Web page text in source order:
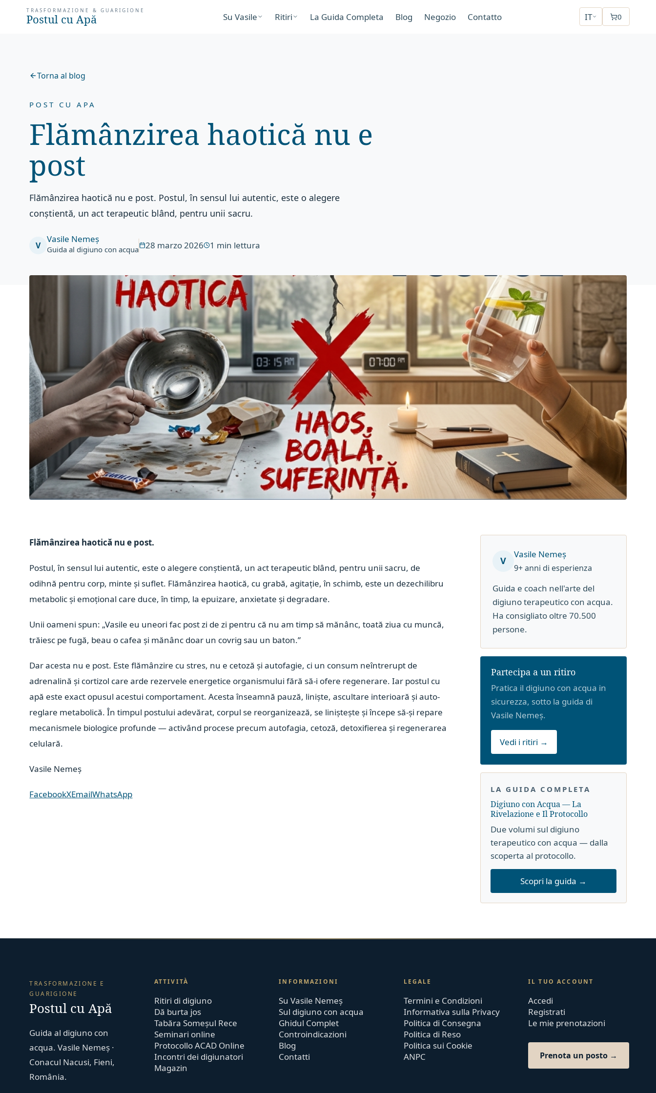
TRASFORMAZIONE & GUARIGIONE
Postul cu Apă Su Vasile Ritiri La Guida Completa Blog Negozio Contatto IT 0
Torna al blog
POST CU APA
Flămânzirea haotică nu e
post
Flămânzirea haotică nu e post. Postul, în sensul lui autentic, este o alegere
conștientă, un act terapeutic blând, pentru unii sacru.
V
Vasile Nemeș
Guida al digiuno con acqua 28 marzo 2026 1 min lettura
Flămânzirea haotică nu e post.
Postul, în sensul lui autentic, este o alegere conștientă, un act terapeutic blând, pentru unii sacru, de
odihnă pentru corp, minte și suflet. Flămânzirea haotică, cu grabă, agitație, în schimb, este un dezechilibru
metabolic și emoțional care duce, în timp, la epuizare, anxietate și degradare.
Unii oameni spun: „Vasile eu uneori fac post zi de zi pentru că nu am timp să mănânc, toată ziua cu muncă,
trăiesc pe fugă, beau o cafea și mănânc doar un covrig sau un baton.”
Dar acesta nu e post. Este flămânzire cu stres, nu e cetoză și autofagie, ci un consum neîntrerupt de
adrenalină și cortizol care arde rezervele energetice organismului fără să-i ofere regenerare. Iar postul cu
apă este exact opusul acestui comportament. Acesta înseamnă pauză, liniște, ascultare interioară și auto-
reglare metabolică. În timpul postului adevărat, corpul se reorganizează, se liniștește și începe să-și repare
mecanismele biologice profunde — activând procese precum autofagia, cetoză, detoxifierea și regenerarea
celulară.
Vasile Nemeș
FacebookXEmailWhatsApp
V
Vasile Nemeș
9+ anni di esperienza
Guida e coach nell'arte del
digiuno terapeutico con acqua.
Ha consigliato oltre 70.500
persone.
Partecipa a un ritiro
Pratica il digiuno con acqua in
sicurezza, sotto la guida di
Vasile Nemeș.
Vedi i ritiri →
LA GUIDA COMPLETA
Digiuno con Acqua — La
Rivelazione e Il Protocollo
Due volumi sul digiuno
terapeutico con acqua — dalla
scoperta al protocollo.
Scopri la guida →
TRASFORMAZIONE E
GUARIGIONE
Postul cu Apă
Guida al digiuno con
acqua. Vasile Nemeș ·
Conacul Nacusi, Fieni,
România.
ATTIVITÀ
Ritiri di digiuno
Dă burta jos
Tabăra Someșul Rece
Seminari online
Protocollo ACAD Online
Incontri dei digiunatori
Magazin
INFORMAZIONI
Su Vasile Nemeș
Sul digiuno con acqua
Ghidul Complet
Controindicazioni
Blog
Contatti
LEGALE
Termini e Condizioni
Informativa sulla Privacy
Politica di Consegna
Politica di Reso
Politica sui Cookie
ANPC
IL TUO ACCOUNT
Accedi
Registrati
Le mie prenotazioni
Prenota un posto →